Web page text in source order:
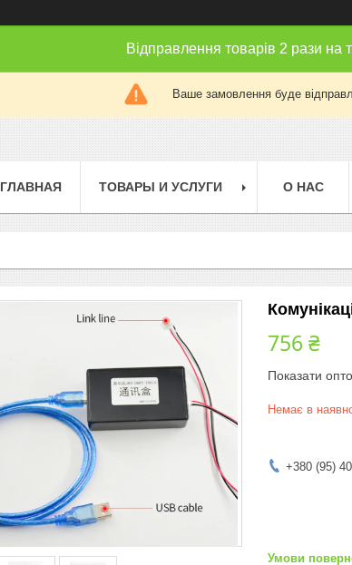
Відправлення товарів 2 рази
Ваше замовлення буде
ГЛАВНАЯ ТОВАРЫ И УСЛУГИ О НАС
756 ₴
Показати
Немає в
+380 (95)